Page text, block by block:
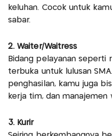
keluhan. Cocok untuk
sabar.
2. Waiter/Waitress
Bidang pelayanan seperti
terbuka untuk lulusan
penghasilan, kamu juga
kerja tim, dan manajemen
3. Kurir